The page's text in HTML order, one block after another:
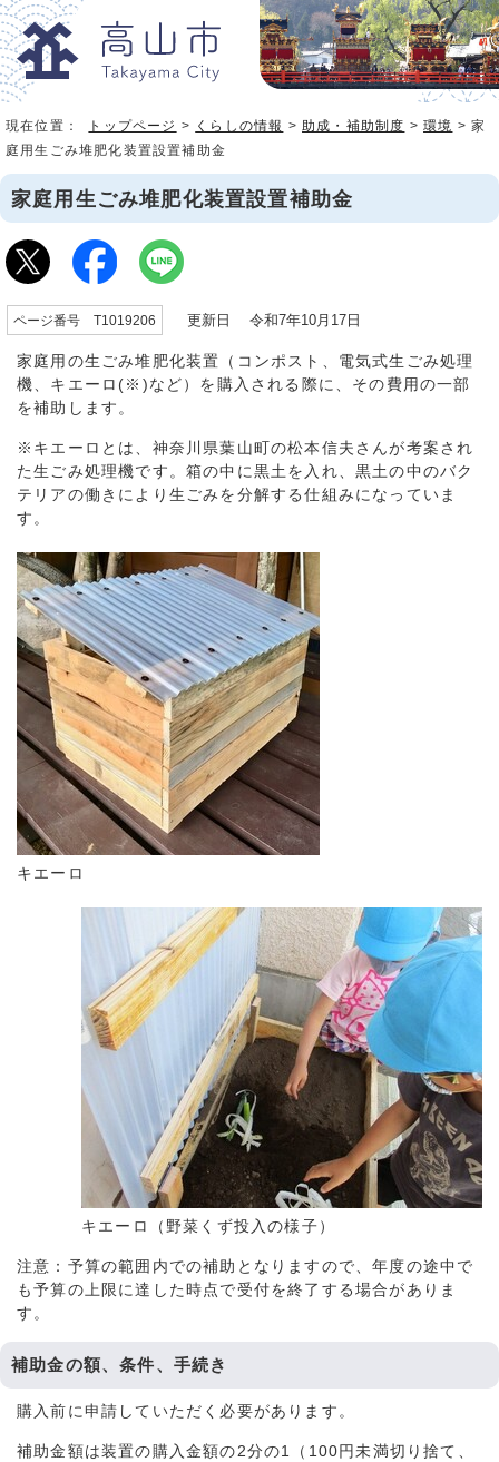
現在位置： トップページ > くらしの情報 >助成・補助制度 >環境 > 家
庭用生ごみ堆肥化装置設置補助金
家庭用生ごみ堆肥化装置設置補助金
ページ番号 T1019206 更新日 令和7年10月17日
家庭用の生ごみ堆肥化装置（コンポスト、電気式生ごみ処理
機、キエーロ(※)など）を購入される際に、その費用の一部
を補助します。
※キエーロとは、神奈川県葉山町の松本信夫さんが考案され
た生ごみ処理機です。箱の中に黒土を入れ、黒土の中のバク
テリアの働きにより生ごみを分解する仕組みになっていま
す。
キエーロ
キエーロ（野菜くず投入の様子）
注意：予算の範囲内での補助となりますので、年度の途中で
も予算の上限に達した時点で受付を終了する場合がありま
す。
補助金の額、条件、手続き
購入前に申請していただく必要があります。
補助金額は装置の購入金額の2分の1（100円未満切り捨て、